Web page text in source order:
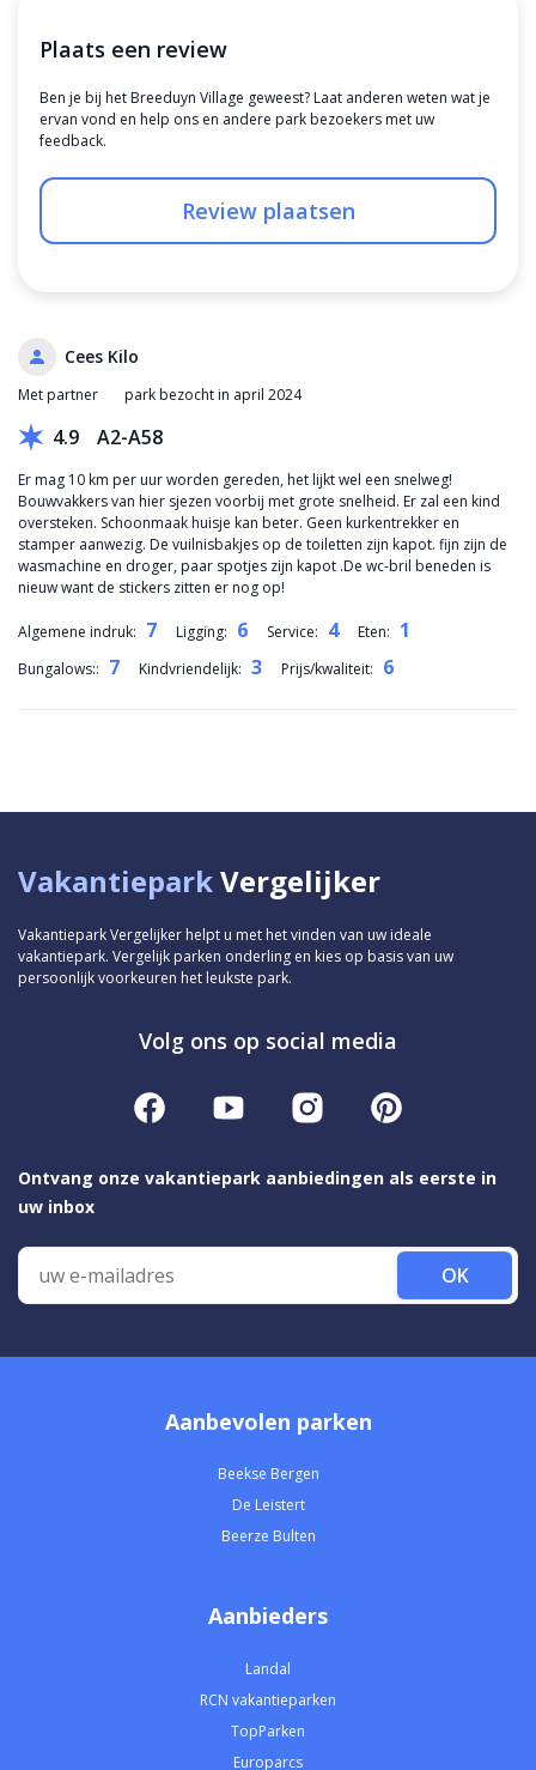
Plaats een review
Ben je bij het Breeduyn Village geweest? Laat anderen weten wat je
ervan vond en help ons en andere park bezoekers met uw
feedback.
Review plaatsen
Cees Kilo
Met partner park bezocht in april 2024
4.9 A2-A58
Er mag 10 km per uur worden gereden, het lijkt wel een snelweg!
Bouwvakkers van hier sjezen voorbij met grote snelheid. Er zal een kind
oversteken. Schoonmaak huisje kan beter. Geen kurkentrekker en
stamper aanwezig. De vuilnisbakjes op de toiletten zijn kapot. fijn zijn de
wasmachine en droger, paar spotjes zijn kapot .De wc-bril beneden is
nieuw want de stickers zitten er nog op!
Algemene indruk: 7 Ligging: 6 Service: 4 Eten: 1
Bungalows:: 7 Kindvriendelijk: 3 Prijs/kwaliteit: 6
VakantieparkVergelijker
Vakantiepark Vergelijker helpt u met het vinden van uw ideale
vakantiepark. Vergelijk parken onderling en kies op basis van uw
persoonlijk voorkeuren het leukste park.
Volg ons op social media
Ontvang onze vakantiepark aanbiedingen als eerste in
uw inbox
OK
Aanbevolen parken
Beekse Bergen
De Leistert
Beerze Bulten
Aanbieders
Landal
RCN vakantieparken
TopParken
Europarcs